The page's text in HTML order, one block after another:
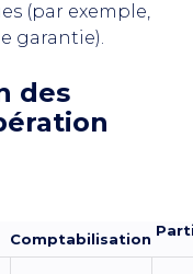
(par exemple,
garantie).
des
Comptabilisation